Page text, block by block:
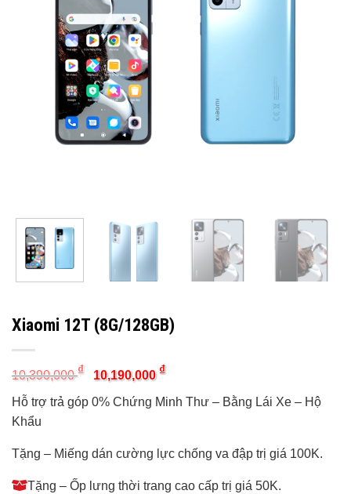
Xiaomi 12T (8G/128GB)
10,390,000₫
Original
price
was:
10,390,000 ₫.
10,190,000 ₫Current
is:
10,190,000 ₫.
Hỗ trợ trả góp 0% Chứng Minh Thư – Bằng Lái Xe – Hộ
Khẩu
Tặng – Miếng dán cường lực chống va đập trị giá 100K.
Tặng – Ốp lưng thời trang cao cấp trị giá 50K.